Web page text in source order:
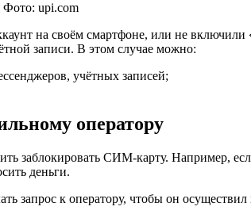
Фото: upi.com
на своём смартфоне, или не
записи. В этом случае можно:
учётных записей;
оператору
заблокировать СИМ-карту. Например,
деньги.
запрос к оператору, чтобы он